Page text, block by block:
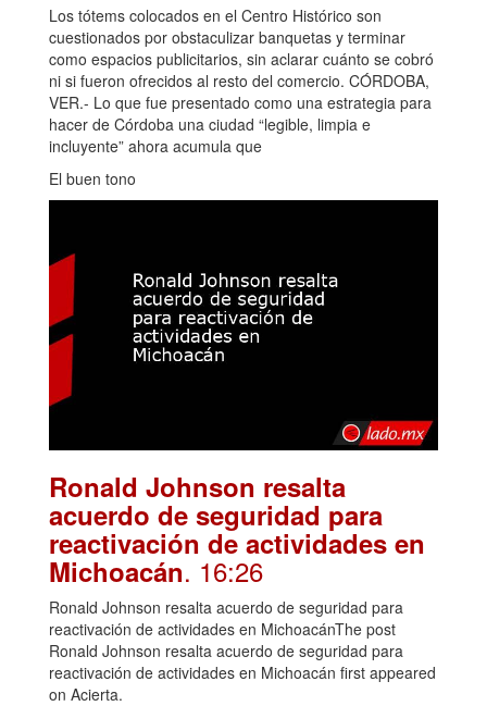
Los tótems colocados en el Centro Histórico son
cuestionados por obstaculizar banquetas y terminar
como espacios publicitarios, sin aclarar cuánto se cobró
ni si fueron ofrecidos al resto del comercio. CÓRDOBA,
VER.- Lo que fue presentado como una estrategia para
hacer de Córdoba una ciudad “legible, limpia e
incluyente” ahora acumula que
El buen tono
Ronald Johnson resalta
acuerdo de seguridad para
reactivación de actividades en
Michoacán. 16:26
Ronald Johnson resalta acuerdo de seguridad para
reactivación de actividades en MichoacánThe post
Ronald Johnson resalta acuerdo de seguridad para
reactivación de actividades en Michoacán first appeared
on Acierta.